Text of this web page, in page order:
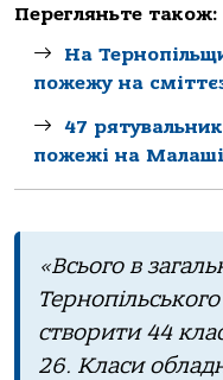
Перегляньте також:
На
пожежу на
47
пожежі на
«Всього в
створити 44
26. Класи